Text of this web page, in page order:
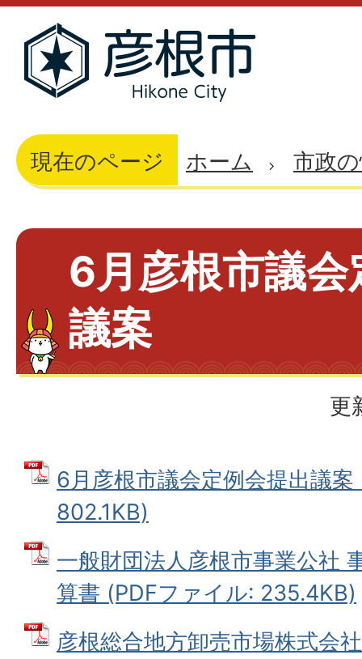
現在のページ ホーム 市政
6月彦根市議会
議案
更
6月彦根市議会定例会提出議
802.1KB)
一般財団法人彦根市事業公社
算書 (PDFファイル: 235.4KB)
彦根総合地方卸売市場株式会